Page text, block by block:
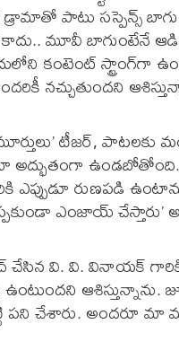
పాటు సస్పెన్స్
మూవీ బాగుంటేనే
కంటెంట్ స్ట్రాంగ్‌గా
నచ్చుతుందని
టీజర్, పాటలకు
అద్భుతంగా
రుణపడి
ఎంజాయ్ చేస్తారు’
చేసిన వి. వి. వినాయక్
ఆశిస్తున్నాను.
పని చేశారు. అందరూ మా